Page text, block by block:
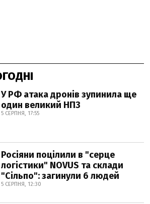
У РФ атака дронів зупинила ще
один великий НПЗ
5 СЕРПНЯ, 17:55
Росіяни поцілили в "серце
логістики" NOVUS та склади
"Сільпо": загинули 6 людей
5 СЕРПНЯ, 12:30